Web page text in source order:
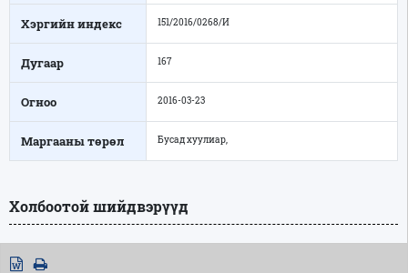
Хэргийн индекс 151/2016/0268/И
Дугаар 167
Огноо 2016-03-23
Маргааны төрөл Бусад хуулиар,
Холбоотой шийдвэрүүд